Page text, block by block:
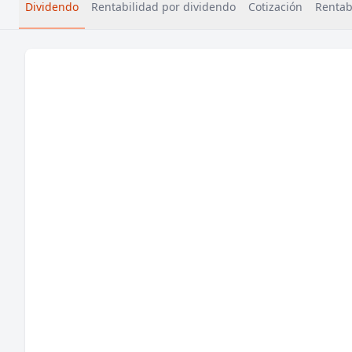
Dividendo Rentabilidad por dividendo Cotización